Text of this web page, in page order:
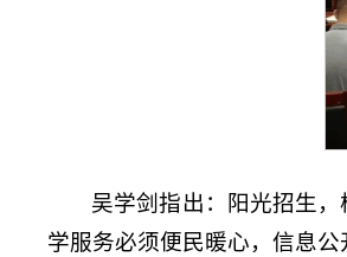
吴学剑指出：阳光招生
学服务必须便民暖心，信息